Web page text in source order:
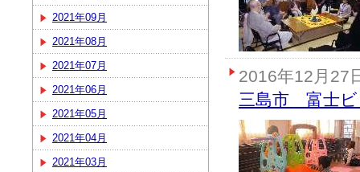
2021年09月
2021年08月
2021年07月
2021年06月
2021年05月
2021年04月
2021年03月
2016年12月27
三島市 富士ビ